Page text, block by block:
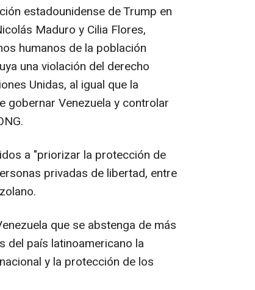
estadounidense de Trump en
Maduro y Cilia Flores,
humanos de la población
una violación del derecho
Unidas, al igual que la
gobernar Venezuela y controlar
a "priorizar la protección de
privadas de libertad, entre
que se abstenga de más
del país latinoamericano la
y la protección de los